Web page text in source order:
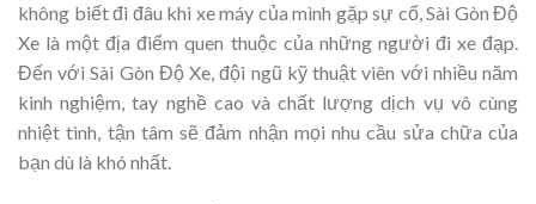
không biết đi đâu khi xe máy của mình gặp sự cố, Sài Gòn Độ
Xe là một địa điểm quen thuộc của những người đi xe đạp.
Đến với Sài Gòn Độ Xe, đội ngũ kỹ thuật viên với nhiều năm
kinh nghiệm, tay nghề cao và chất lượng dịch vụ vô cùng
nhiệt tình, tận tâm sẽ đảm nhận mọi nhu cầu sửa chữa của
bạn dù là khó nhất.